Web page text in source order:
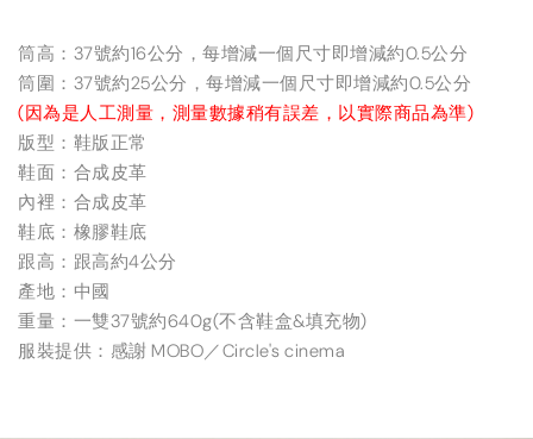
筒高：37號約16公分，每增減一個尺寸即增減約0.5公分
筒圍：37號約25公分，每增減一個尺寸即增減約0.5公分
(因為是人工測量，測量數據稍有誤差，以實際商品為準)
版型：鞋版正常
鞋面：合成皮革
內裡：合成皮革
鞋底：橡膠鞋底
跟高：跟高約4公分
產地：中國
重量：一雙37號約640g(不含鞋盒&填充物)
服裝提供：感謝 MOBO／Circle's cinema